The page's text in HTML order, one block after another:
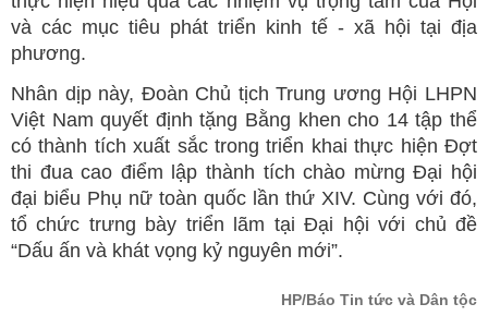
và các mục tiêu phát triển kinh tế - xã hội tại địa
phương.
Nhân dịp này, Đoàn Chủ tịch Trung ương Hội LHPN
Việt Nam quyết định tặng Bằng khen cho 14 tập thể
có thành tích xuất sắc trong triển khai thực hiện Đợt
thi đua cao điểm lập thành tích chào mừng Đại hội
đại biểu Phụ nữ toàn quốc lần thứ XIV. Cùng với đó,
tổ chức trưng bày triển lãm tại Đại hội với chủ đề
“Dấu ấn và khát vọng kỷ nguyên mới”.
HP/Báo Tin tức và Dân tộc